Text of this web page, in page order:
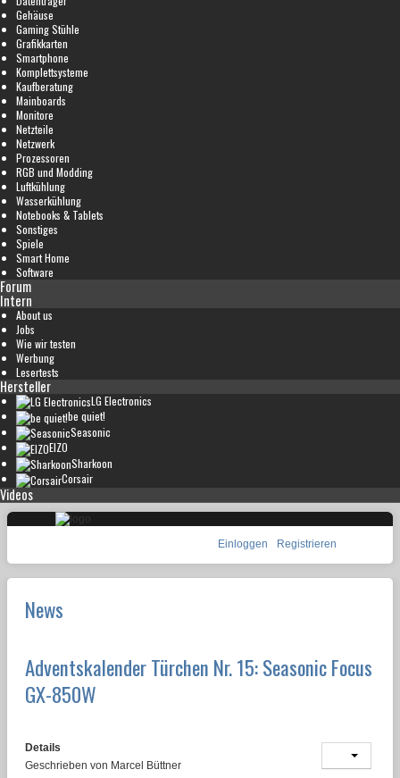
Gehäuse
Gaming Stühle
Grafikkarten
Smartphone
Komplettsysteme
Kaufberatung
Mainboards
Monitore
Netzteile
Netzwerk
Prozessoren
RGB und Modding
Luftkühlung
Wasserkühlung
Notebooks & Tablets
Sonstiges
Spiele
Smart Home
Software
Forum
Intern
About us
Jobs
Wie wir testen
Werbung
Lesertests
Hersteller
LG Electronics
be quiet!
Seasonic
EIZO
Sharkoon
Corsair
Videos
Einloggen Registrieren
News
Adventskalender Türchen Nr. 15: Seasonic Focus
GX-850W
Details
Geschrieben von Marcel Büttner